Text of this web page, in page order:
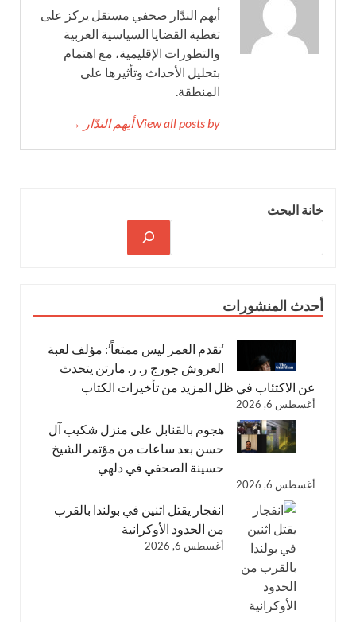
أيهم الندّار صحفي مستقل يركز على
تغطية القضايا السياسية العربية
والتطورات الإقليمية، مع اهتمام
بتحليل الأحداث وتأثيرها على
المنطقة.
View all posts by أيهم الندّار →
خانة البحث
أحدث المنشورات
‘تقدم العمر ليس ممتعاً’: مؤلف لعبة
العروش جورج ر. ر. مارتن يتحدث
عن الاكتئاب في ظل المزيد من تأخيرات الكتاب
أغسطس 6, 2026
هجوم بالقنابل على منزل شكيب آل
حسن بعد ساعات من مؤتمر الشيخ
حسينة الصحفي في دلهي
أغسطس 6, 2026
انفجار يقتل اثنين في بولندا بالقرب
من الحدود الأوكرانية
أغسطس 6, 2026